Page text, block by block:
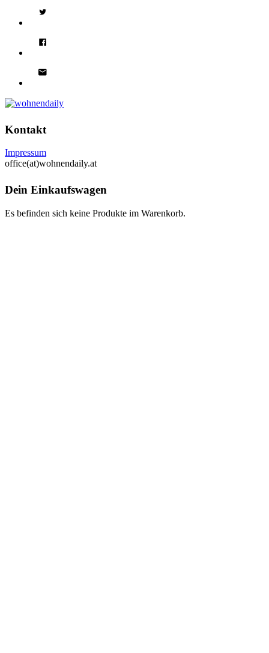
Kontakt
Impressum
office(at)wohnendaily.at
Dein Einkaufswagen
Es befinden sich keine Produkte im Warenkorb.